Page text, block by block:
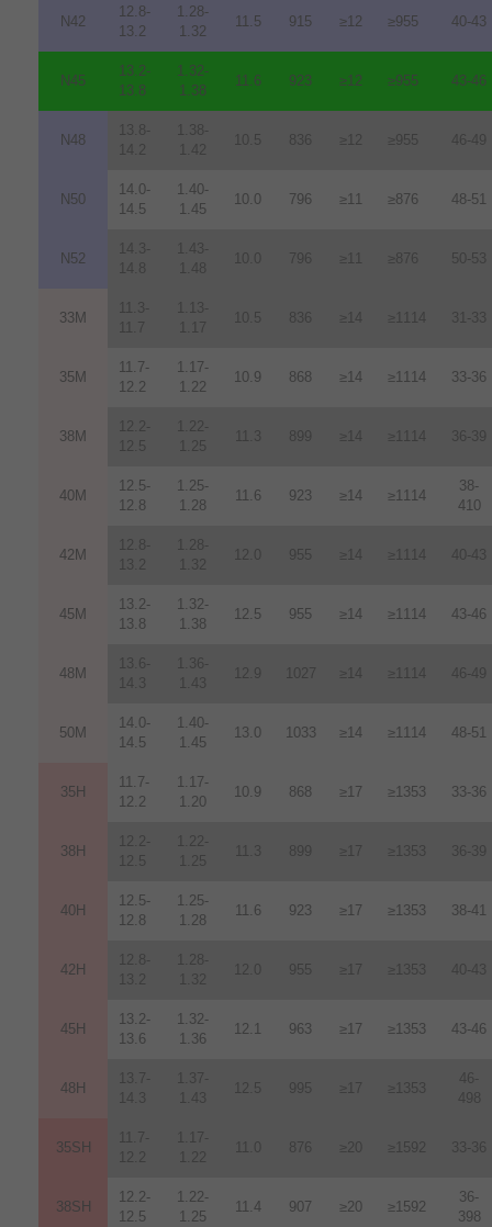
N42
12.8-
13.2
1.28-
1.32
11.5 915 ≥12 ≥955 40-43
N45
13.2-
13.8
1.32-
1.38
11.6 923 ≥12 ≥955 43-46
N48
13.8-
14.2
1.38-
1.42
10.5 836 ≥12 ≥955 46-49
N50
14.0-
14.5
1.40-
1.45
10.0 796 ≥11 ≥876 48-51
N52
14.3-
14.8
1.43-
1.48
10.0 796 ≥11 ≥876 50-53
33M
11.3-
11.7
1.13-
1.17
10.5 836 ≥14 ≥1114 31-33
35M
11.7-
12.2
1.17-
1.22
10.9 868 ≥14 ≥1114 33-36
38M
12.2-
12.5
1.22-
1.25
11.3 899 ≥14 ≥1114 36-39
40M
12.5-
12.8
1.25-
1.28
11.6 923 ≥14 ≥1114
38-
410
42M
12.8-
13.2
1.28-
1.32
12.0 955 ≥14 ≥1114 40-43
45M
13.2-
13.8
1.32-
1.38
12.5 955 ≥14 ≥1114 43-46
48M
13.6-
14.3
1.36-
1.43
12.9 1027 ≥14 ≥1114 46-49
50M
14.0-
14.5
1.40-
1.45
13.0 1033 ≥14 ≥1114 48-51
35H
11.7-
12.2
1.17-
1.20
10.9 868 ≥17 ≥1353 33-36
38H
12.2-
12.5
1.22-
1.25
11.3 899 ≥17 ≥1353 36-39
40H
12.5-
12.8
1.25-
1.28
11.6 923 ≥17 ≥1353 38-41
42H
12.8-
13.2
1.28-
1.32
12 0 955 ≥17 ≥1353 40-43
45H
13.2-
13.6
1.32-
1.36
12.1 963 ≥17 ≥1353 43-46
48H
13.7-
14.3
1.37-
1.43
12.5 995 ≥17 ≥1353
46-
498
35SH
11.7-
12.2
1.17-
1.22
11.0 876 ≥20 ≥1592 33-36
38SH
12.2-
12.5
1.22-
1.25
11.4 907 ≥20 ≥1592
36-
398